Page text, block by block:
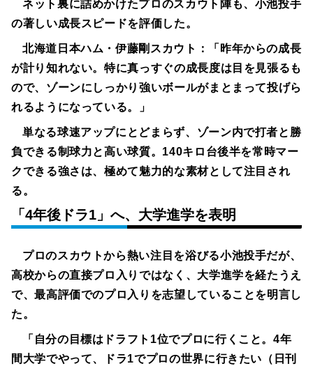
ネット裏に詰めかけたプロのスカウト陣も、小池投手
の著しい成長スピードを評価した。
北海道日本ハム・伊藤剛スカウト：
「昨年からの成長
が計り知れない。特に真っすぐの成長度は目を見張るも
ので、ゾーンにしっかり強いボールがまとまって投げら
れるようになっている。」
単なる球速アップにとどまらず、ゾーン内で打者と勝
負できる制球力と高い球質。140キロ台後半を常時マー
クできる強さは、極めて魅力的な素材として注目され
る。
「4年後ドラ1」へ、大学進学を表明
プロのスカウトから熱い注目を浴びる小池投手だが、
高校からの直接プロ入りではなく、大学進学を経たうえ
で、最高評価でのプロ入りを志望していることを明言し
た。
「自分の目標はドラフト1位でプロに行くこと。4年
間大学でやって、ドラ1でプロの世界に行きたい（日刊